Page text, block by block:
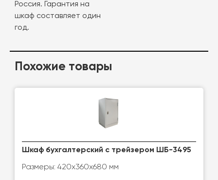
Россия. Гарантия на
шкаф составляет один
год.
Похожие товары
Шкаф бухгалтерский с трейзером ШБ-3495
Размеры: 420х360х680 мм